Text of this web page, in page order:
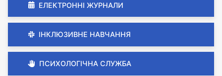
ЕЛЕКТРОННІ ЖУРНАЛИ
ІНКЛЮЗИВНЕ НАВЧАННЯ
ПСИХОЛОГІЧНА СЛУЖБА